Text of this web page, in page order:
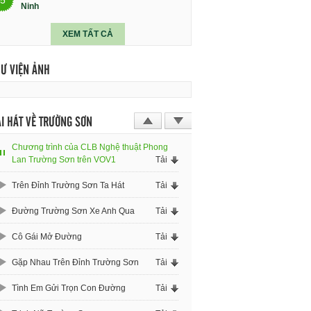
Ninh
XEM TẤT CẢ
VIỆN ẢNH
HÁT VỀ TRƯỜNG SƠN
Chương trình của CLB Nghệ thuật Phong
Lan Trường Sơn trên VOV1
Tải
Trên Đỉnh Trường Sơn Ta Hát Tải
Đường Trường Sơn Xe Anh Qua Tải
Cô Gái Mở Đường Tải
Gặp Nhau Trên Đỉnh Trường Sơn Tải
Tình Em Gửi Trọn Con Đường Tải